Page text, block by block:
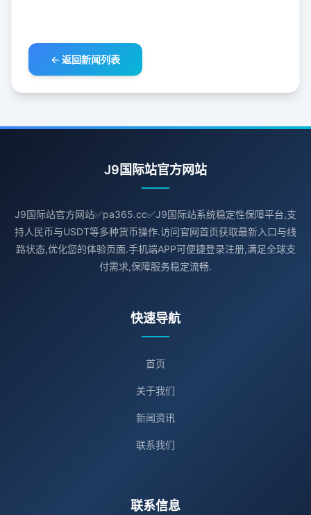
← 返回新闻列表
J9国际站官方网站
J9国际站官方网站✅pa365.cc✅J9国际站系统稳定性保障平台,支
持人民币与USDT等多种货币操作.访问官网首页获取最新入口与线
路状态,优化您的体验页面.手机端APP可便捷登录注册,满足全球支
付需求,保障服务稳定流畅.
快速导航
首页
关于我们
新闻资讯
联系我们
联系信息